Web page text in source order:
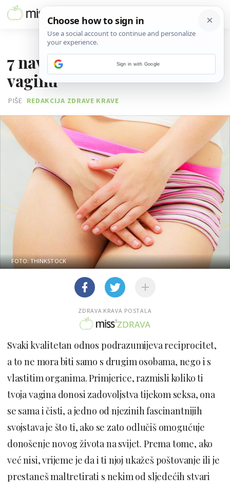
7 navika koje rastužuju tvoju
vaginu
PIŠE REDAKCIJA ZDRAVE KRAVE
FOTO: THINKSTOCK
ZDRAVA KRAVA POSTALA
Svaki kvalitetan odnos podrazumijeva reciprocitet,
a to ne mora biti samo s drugim osobama, nego i s
vlastitim organima. Primjerice, razmisli koliko ti
tvoja vagina donosi zadovoljstva tijekom seksa, ona
se sama i čisti, a jedno od njezinih fascinantnijih
svojstava je što ti, ako se zato odlučiš omogućuje
donošenje novog života na svijet. Prema tome, ako
već nisi, vrijeme je da i ti njoj ukažeš poštovanje ili je
prestaneš maltretirati s nekim od sljedećih stvari
Sign in with Google